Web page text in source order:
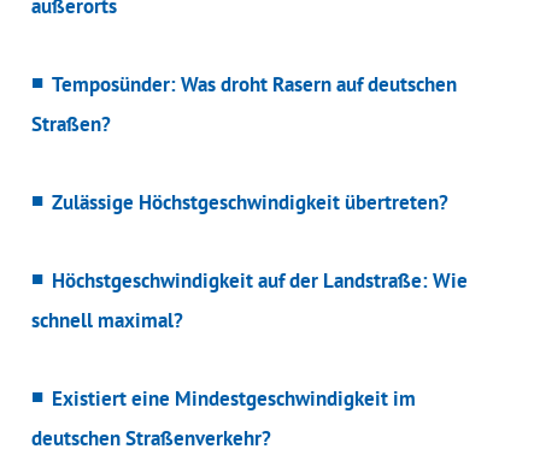
außerorts
Temposünder: Was droht Rasern auf deutschen
Straßen?
Zulässige Höchstgeschwindigkeit übertreten?
Höchstgeschwindigkeit auf der Landstraße: Wie
schnell maximal?
Existiert eine Mindestgeschwindigkeit im
deutschen Straßenverkehr?